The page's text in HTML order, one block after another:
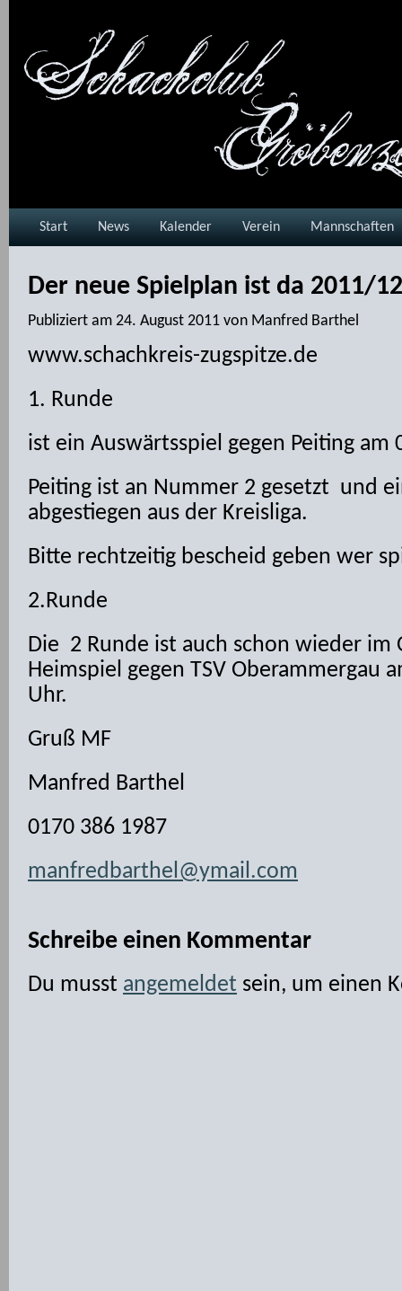
Start News Kalender Verein Mannschaften
Der neue Spielplan ist da 2011/12
Publiziert am 24. August 2011 von Manfred Barthel
www.schachkreis-zugspitze.de
1. Runde
ist ein Auswärtsspiel gegen Peiting am
Peiting ist an Nummer 2 gesetzt und
abgestiegen aus der Kreisliga.
Bitte rechtzeitig bescheid geben wer
2.Runde
Die 2 Runde ist auch schon wieder im
Heimspiel gegen TSV Oberammergau
Uhr.
Gruß MF
Manfred Barthel
0170 386 1987
manfredbarthel@ymail.com
Schreibe einen Kommentar
Du musst angemeldet sein, um einen